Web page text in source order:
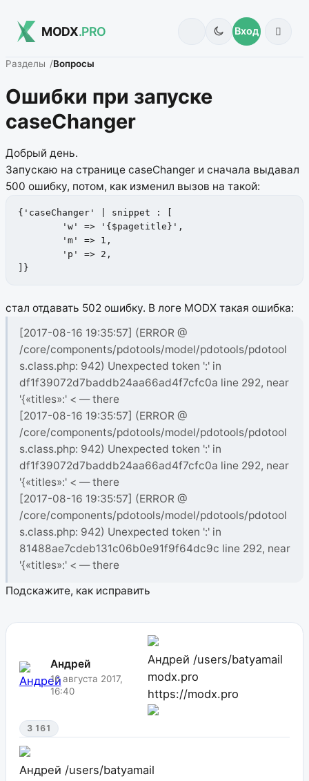
MODX.PRO Вход
Разделы Вопросы
Ошибки при запуске
caseChanger
Добрый день.
Запускаю на странице caseChanger и сначала выдавал
500 ошибку, потом, как изменил вызов на такой:
{'caseChanger' | snippet : [
]}
стал отдавать 502 ошибку. В логе MODX такая ошибка:
[2017-08-16 19:35:57] (ERROR @
/core/components/pdotools/model/pdotools/pdotool
s.class.php: 942) Unexpected token ':' in
df1f39072d7baddb24aa66ad4f7cfc0a line 292, near
'{«titles»:' < — there
[2017-08-16 19:35:57] (ERROR @
/core/components/pdotools/model/pdotools/pdotool
s.class.php: 942) Unexpected token ':' in
df1f39072d7baddb24aa66ad4f7cfc0a line 292, near
'{«titles»:' < — there
[2017-08-16 19:35:57] (ERROR @
/core/components/pdotools/model/pdotools/pdotool
s.class.php: 942) Unexpected token ':' in
81488ae7cdeb131c06b0e91f9f64dc9c line 292, near
'{«titles»:' < — there
Подскажите, как исправить
Андрей
16 августа 2017,
16:40
Андрей /users/batyamail
modx.pro
https://modx.pro
3 161
Андрей /users/batyamail